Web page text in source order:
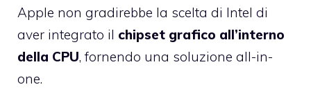
Apple non gradirebbe la scelta di Intel di
aver integrato il chipset grafico all’interno
della CPU, fornendo una soluzione all-in-
one.